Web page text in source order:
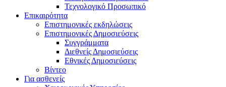
Τεχνολογικό Προσωπικό
Επικαιρότητα
Επιστημονικές εκδηλώσεις
Επιστημονικές Δημοσιεύσεις
Συγγράμματα
Διεθνείς Δημοσιεύσεις
Εθνικές Δημοσιεύσεις
Βίντεο
Για ασθενείς